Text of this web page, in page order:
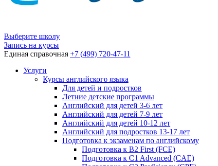
Выберите школу
Запись на курсы
Единая справочная +7 (499) 720-47-11
Услуги
Курсы английского языка
Для детей и подростков
Летние детские программы
Английский для детей 3-6 лет
Английский для детей 7-9 лет
Английский для детей 10-12 лет
Английский для подростков 13-17 лет
Подготовка к экзаменам по английскому
Подготовка к B2 First (FCE)
Подготовка к C1 Advanced (CAE)